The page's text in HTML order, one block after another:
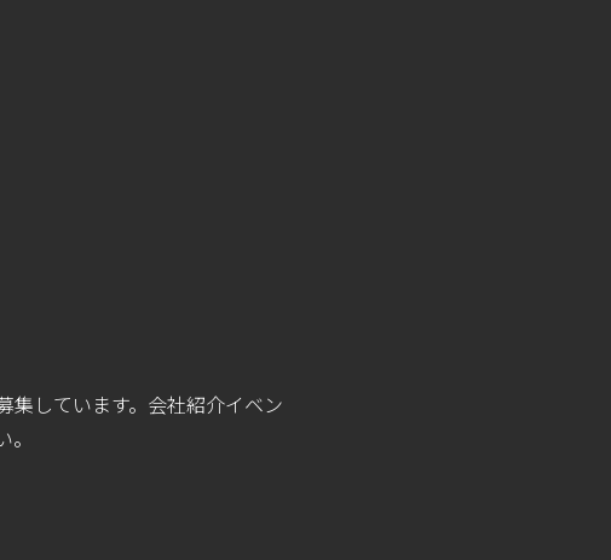
集しています。会社紹介イベン